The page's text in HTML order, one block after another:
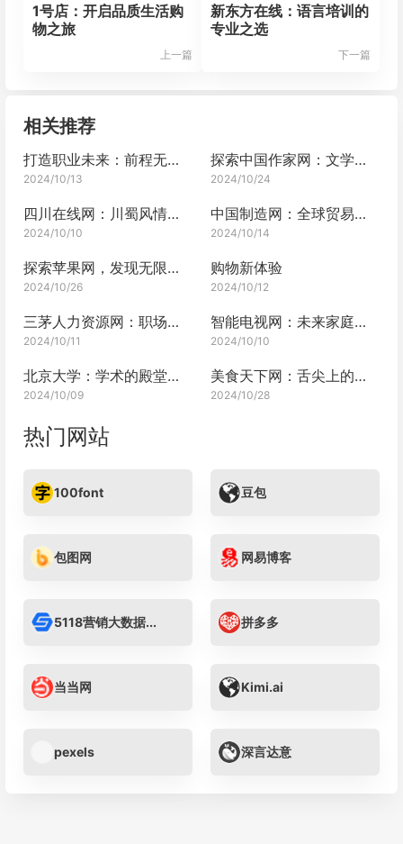
1号店：开启品质生活购
物之旅
上一篇
新东方在线：语言培训的
专业之选
下一篇
相关推荐
打造职业未来：前程无忧网的全面解析
2024/10/13
探索中国作家网：文学的璀璨殿堂
2024/10/24
四川在线网：川蜀风情，一网打尽
2024/10/10
中国制造网：全球贸易的新引擎
2024/10/14
探索苹果网，发现无限可能
2024/10/26
购物新体验
2024/10/12
三茅人力资源网：职场发展新天地
2024/10/11
智能电视网：未来家庭娱乐的枢纽
2024/10/10
北京大学：学术的殿堂，知识的灯塔
2024/10/09
美食天下网：舌尖上的缤纷盛宴
2024/10/28
热门网站
100font 豆包
包图网 网易博客
5118营销大数据... 拼多多
当当网 Kimi.ai
pexels 深言达意